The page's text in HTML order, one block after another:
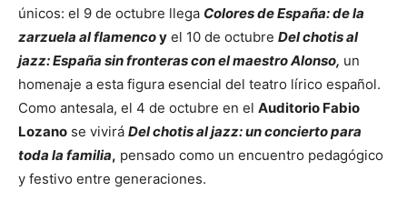
únicos: el 9 de octubre llega Colores de España: de la
zarzuela al flamencoy el 10 de octubre Del chotis al
jazz: España sin fronteras con el maestro Alonso, un
homenaje a esta figura esencial del teatro lírico español.
Como antesala, el 4 de octubre en el Auditorio Fabio
Lozano se vivirá Del chotis al jazz: un concierto para
toda la familia, pensado como un encuentro pedagógico
y festivo entre generaciones.